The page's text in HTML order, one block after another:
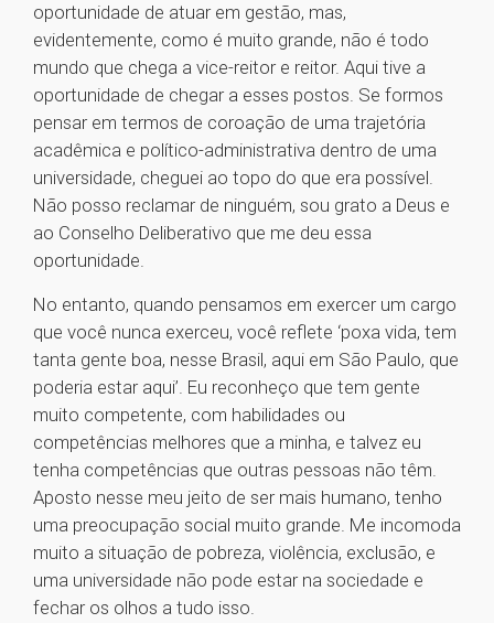
oportunidade de atuar em gestão, mas,
evidentemente, como é muito grande, não é todo
mundo que chega a vice-reitor e reitor. Aqui tive a
oportunidade de chegar a esses postos. Se formos
pensar em termos de coroação de uma trajetória
acadêmica e político-administrativa dentro de uma
universidade, cheguei ao topo do que era possível.
Não posso reclamar de ninguém, sou grato a Deus e
ao Conselho Deliberativo que me deu essa
oportunidade.
No entanto, quando pensamos em exercer um cargo
que você nunca exerceu, você reflete ‘poxa vida, tem
tanta gente boa, nesse Brasil, aqui em São Paulo, que
poderia estar aqui’. Eu reconheço que tem gente
muito competente, com habilidades ou
competências melhores que a minha, e talvez eu
tenha competências que outras pessoas não têm.
Aposto nesse meu jeito de ser mais humano, tenho
uma preocupação social muito grande. Me incomoda
muito a situação de pobreza, violência, exclusão, e
uma universidade não pode estar na sociedade e
fechar os olhos a tudo isso.